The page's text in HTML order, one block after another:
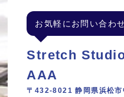
お気軽にお問い合わ
Stretch
AAA
〒432-8021 静岡県浜松